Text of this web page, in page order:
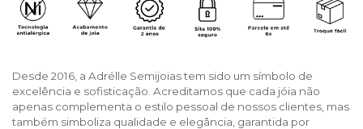
Desde 2016, a Adrélle Semijoias tem sido um símbolo de
excelência e sofisticação. Acreditamos que cada jóia não
apenas complementa o estilo pessoal de nossos clientes, mas
também simboliza qualidade e elegância, garantida por